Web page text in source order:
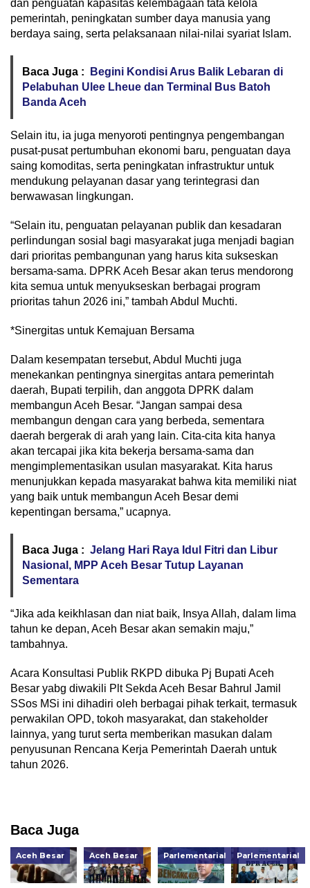
dan penguatan kapasitas kelembagaan tata kelola
pemerintah, peningkatan sumber daya manusia yang
berdaya saing, serta pelaksanaan nilai-nilai syariat Islam.
Baca Juga :
Begini Kondisi Arus Balik Lebaran di
Pelabuhan Ulee Lheue dan Terminal Bus Batoh
Banda Aceh
Selain itu, ia juga menyoroti pentingnya pengembangan
pusat-pusat pertumbuhan ekonomi baru, penguatan daya
saing komoditas, serta peningkatan infrastruktur untuk
mendukung pelayanan dasar yang terintegrasi dan
berwawasan lingkungan.
“Selain itu, penguatan pelayanan publik dan kesadaran
perlindungan sosial bagi masyarakat juga menjadi bagian
dari prioritas pembangunan yang harus kita sukseskan
bersama-sama. DPRK Aceh Besar akan terus mendorong
kita semua untuk menyukseskan berbagai program
prioritas tahun 2026 ini,” tambah Abdul Muchti.
*Sinergitas untuk Kemajuan Bersama
Dalam kesempatan tersebut, Abdul Muchti juga
menekankan pentingnya sinergitas antara pemerintah
daerah, Bupati terpilih, dan anggota DPRK dalam
membangun Aceh Besar. “Jangan sampai desa
membangun dengan cara yang berbeda, sementara
daerah bergerak di arah yang lain. Cita-cita kita hanya
akan tercapai jika kita bekerja bersama-sama dan
mengimplementasikan usulan masyarakat. Kita harus
menunjukkan kepada masyarakat bahwa kita memiliki niat
yang baik untuk membangun Aceh Besar demi
kepentingan bersama,” ucapnya.
Baca Juga : Jelang Hari Raya Idul Fitri dan Libur
Nasional, MPP Aceh Besar Tutup Layanan
Sementara
“Jika ada keikhlasan dan niat baik, Insya Allah, dalam lima
tahun ke depan, Aceh Besar akan semakin maju,”
tambahnya.
Acara Konsultasi Publik RKPD dibuka Pj Bupati Aceh
Besar yabg diwakili Plt Sekda Aceh Besar Bahrul Jamil
SSos MSi ini dihadiri oleh berbagai pihak terkait, termasuk
perwakilan OPD, tokoh masyarakat, dan stakeholder
lainnya, yang turut serta memberikan masukan dalam
penyusunan Rencana Kerja Pemerintah Daerah untuk
tahun 2026.
Baca Juga
Aceh Besar Aceh Besar Parlementarial Parlementarial